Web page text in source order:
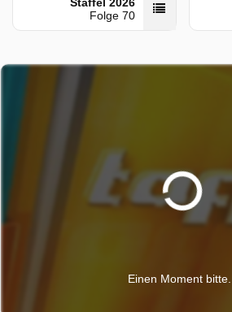
Folge 70
Einen Moment bitte...